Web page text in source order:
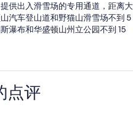
供出入滑雪场的专用通道，距离大
汽车登山道和野猫山滑雪场不到 5
瀑布和华盛顿山州立公园不到 15
点评